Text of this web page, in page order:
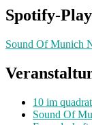
Spotify-
Sound Of Munich
10 im quadrat
Sound Of